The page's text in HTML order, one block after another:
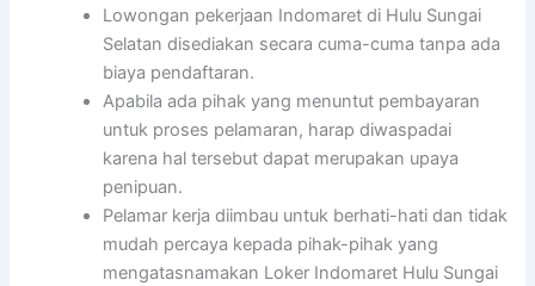
Lowongan pekerjaan Indomaret di Hulu Sungai
Selatan disediakan secara cuma-cuma tanpa ada
biaya pendaftaran.
Apabila ada pihak yang menuntut pembayaran
untuk proses pelamaran, harap diwaspadai
karena hal tersebut dapat merupakan upaya
penipuan.
Pelamar kerja diimbau untuk berhati-hati dan tidak
mudah percaya kepada pihak-pihak yang
mengatasnamakan Loker Indomaret Hulu Sungai